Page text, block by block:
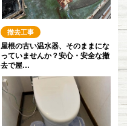
撤去工事
屋根の古い温水器、そのままにな
っていませんか？安心・安全な撤
去で屋…